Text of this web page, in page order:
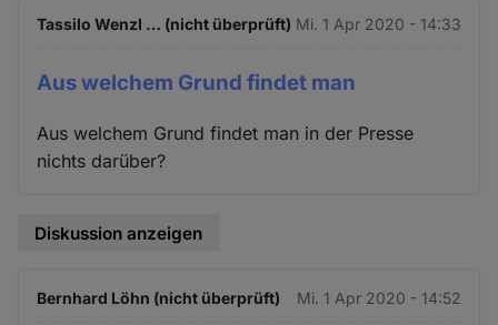
Tassilo Wenzl … (nicht überprüft) Mi. 1 Apr 2020 - 14:33
Aus welchem Grund findet man
Aus welchem Grund findet man in der Presse
nichts darüber?
Diskussion anzeigen
Bernhard Löhn (nicht überprüft) Mi. 1 Apr 2020 - 14:52